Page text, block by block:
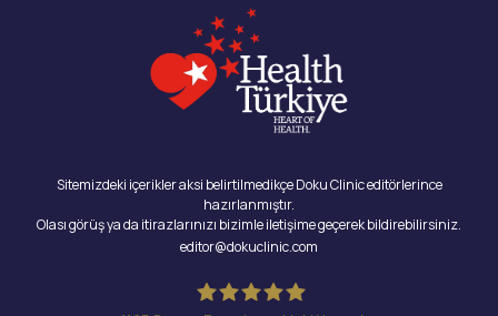
Sitemizdeki içerikler aksi belirtilmedikçe Doku Clinic editörlerince
hazırlanmıştır.
Olası görüş ya da itirazlarınızı bizimle iletişime geçerek bildirebilirsiniz.
editor@dokuclinic.com